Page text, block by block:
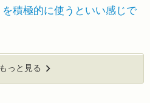
を積極的に使うといい感じで
っと見る